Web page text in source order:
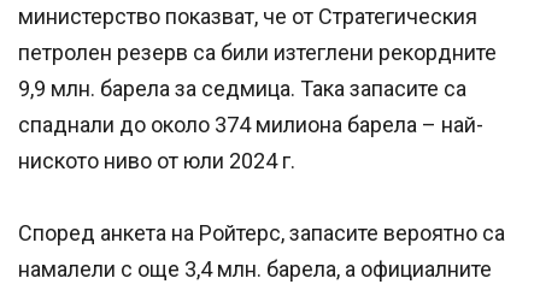
министерство показват, че от Стратегическия
петролен резерв са били изтеглени рекордните
9,9 млн. барела за седмица. Така запасите са
спаднали до около 374 милиона барела – най-
ниското ниво от юли 2024 г.
Според анкета на Ройтерс, запасите вероятно са
намалели с още 3,4 млн. барела, а официалните